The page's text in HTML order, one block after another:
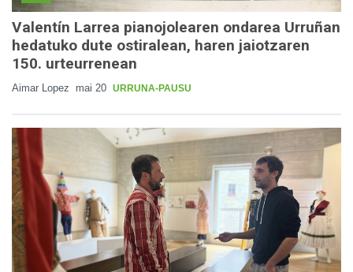
Valentín Larrea pianojolearen ondarea Urruñan
hedatuko dute ostiralean, haren jaiotzaren
150. urteurrenean
Aimar Lopez mai 20 URRUNA-PAUSU